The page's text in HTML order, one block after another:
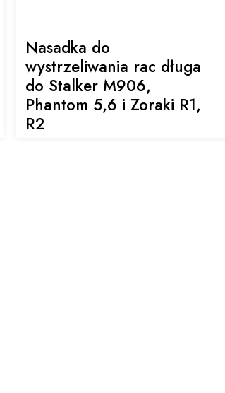
Nasadka do
wystrzeliwania rac długa
do Stalker M906,
Phantom 5,6 i Zoraki R1,
R2